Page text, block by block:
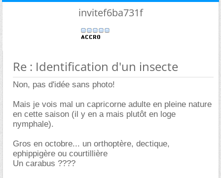
invitef6ba731f
Re : Identification d'un insecte
Non, pas d'idée sans photo!
Mais je vois mal un capricorne adulte en pleine nature
en cette saison (il y en a mais plutôt en loge
nymphale).
Gros en octobre... un orthoptère, dectique,
ephippigère ou courtillière
Un carabus ????